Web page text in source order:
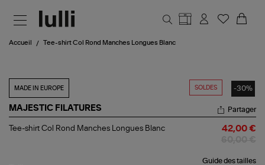
Accueil Tee-shirt Col Rond Manches Longues Blanc
SOLDES -30%
MADE IN EUROPE
MAJESTIC FILATURES
Tee-
Partager
Tee-shirt Col Rond Manches Longues Blanc 42,00 €
Guide des tailles